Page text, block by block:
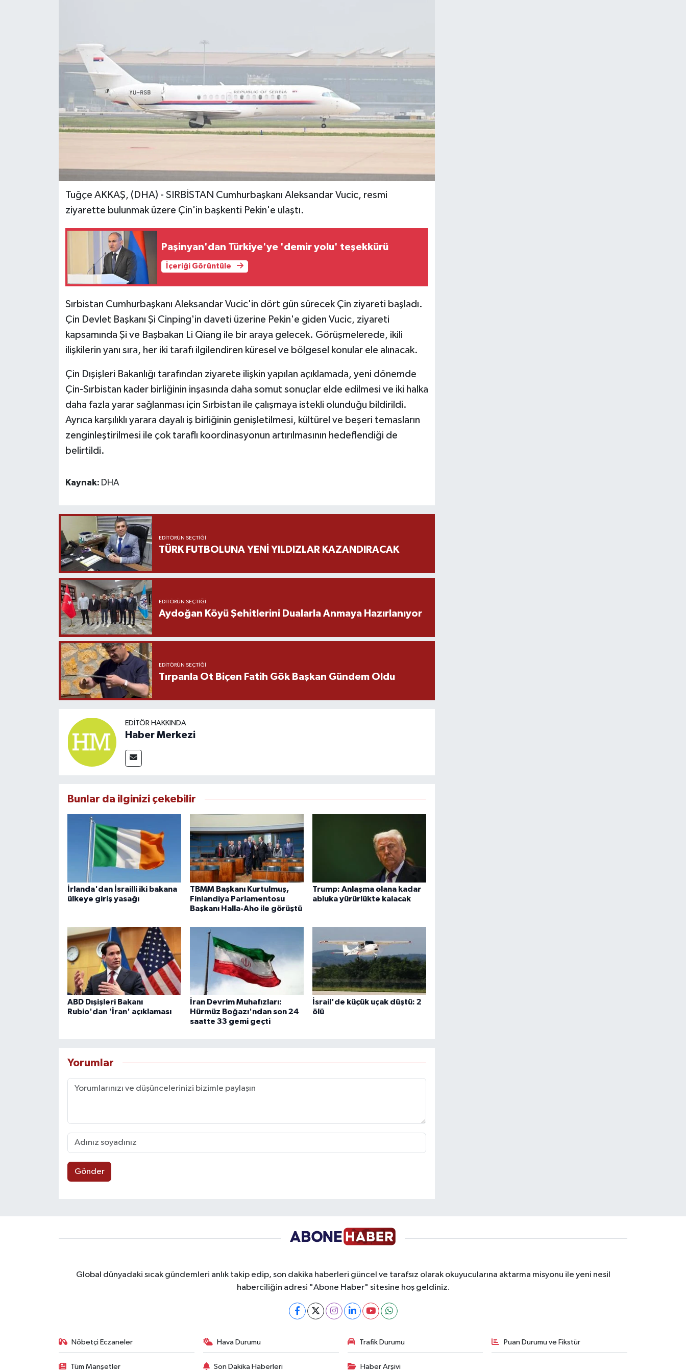
Tuğçe AKKAŞ, (DHA) - SIRBİSTAN Cumhurbaşkanı Aleksandar Vucic, resmi
ziyarette bulunmak üzere Çin'in başkenti Pekin'e ulaştı.
Paşinyan'dan Türkiye'ye 'demir yolu' teşekkürü
İçeriği Görüntüle
Sırbistan Cumhurbaşkanı Aleksandar Vucic'in dört gün sürecek Çin ziyareti başladı.
Çin Devlet Başkanı Şi Cinping'in daveti üzerine Pekin'e giden Vucic, ziyareti
kapsamında Şi ve Başbakan Li Qiang ile bir araya gelecek. Görüşmelerede, ikili
ilişkilerin yanı sıra, her iki tarafı ilgilendiren küresel ve bölgesel konular ele alınacak.
Çin Dışişleri Bakanlığı tarafından ziyarete ilişkin yapılan açıklamada, yeni dönemde
Çin-Sırbistan kader birliğinin inşasında daha somut sonuçlar elde edilmesi ve iki halka
daha fazla yarar sağlanması için Sırbistan ile çalışmaya istekli olunduğu bildirildi.
Ayrıca karşılıklı yarara dayalı iş birliğinin genişletilmesi, kültürel ve beşeri temasların
zenginleştirilmesi ile çok taraflı koordinasyonun artırılmasının hedeflendiği de
belirtildi.
Kaynak: DHA
EDITÖRÜN SEÇTIĞI
TÜRK FUTBOLUNA YENİ YILDIZLAR KAZANDIRACAK
EDITÖRÜN SEÇTIĞI
Aydoğan Köyü Şehitlerini Dualarla Anmaya Hazırlanıyor
EDITÖRÜN SEÇTIĞI
Tırpanla Ot Biçen Fatih Gök Başkan Gündem Oldu
EDITÖR HAKKINDA
Haber Merkezi
Bunlar da ilginizi çekebilir
İrlanda'dan İsrailli iki bakana
ülkeye giriş yasağı
TBMM Başkanı Kurtulmuş,
Finlandiya Parlamentosu
Başkanı Halla-Aho ile görüştü
Trump: Anlaşma olana kadar
abluka yürürlükte kalacak
ABD Dışişleri Bakanı
Rubio'dan 'İran' açıklaması
İran Devrim Muhafızları:
Hürmüz Boğazı'ndan son 24
saatte 33 gemi geçti
İsrail'de küçük uçak düştü: 2
ölü
Yorumlar
Gönder
Global dünyadaki sıcak gündemleri anlık takip edip, son dakika haberleri güncel ve tarafsız olarak okuyucularına aktarma misyonu ile yeni nesil
haberciliğin adresi "Abone Haber" sitesine hoş geldiniz.
Nöbetçi Eczaneler Hava Durumu Trafik Durumu Puan Durumu ve Fikstür
Tüm Manşetler Son Dakika Haberleri Haber Arşivi
Haberde İnsan
Kültür Sanat
Son Dakika
AboneHaber Özel